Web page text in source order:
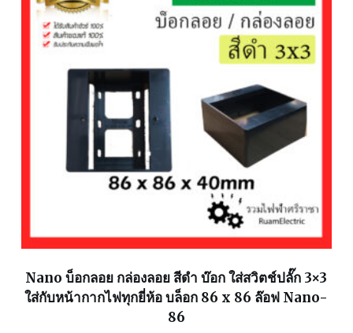
Nano บ็อกลอย กล่องลอย สีดำ บ๊อก ใส่สวิตช์ปลั๊ก 3×3
ใส่กับหน้ากากไฟทุกยี่ห้อ บล็อก 86 x 86 ล๊อฟ Nano-
86